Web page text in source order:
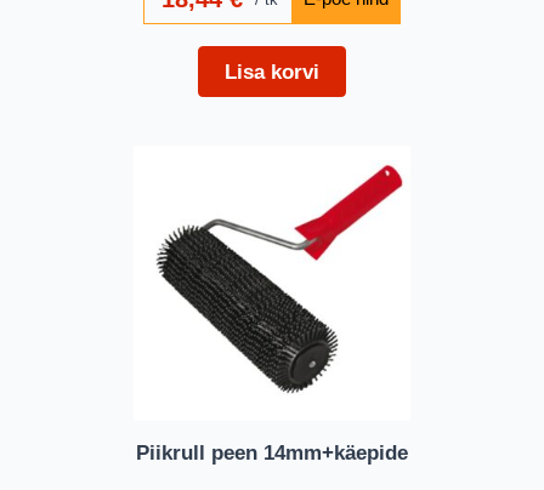
Lisa korvi
Piikrull peen 14mm+käepide